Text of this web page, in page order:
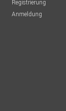
Registrierung
Anmeldung